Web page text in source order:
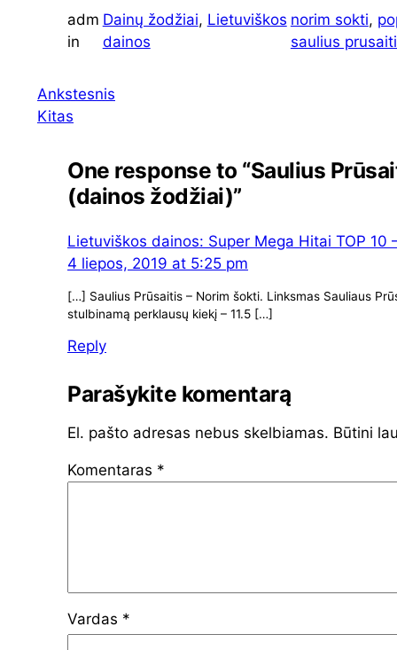
adm
in
Dainų žodžiai, Lietuviškos
dainos
norim sokti,
saulius
Ankstesnis
Kitas
One response to “Saulius
(dainos žodžiai)”
Lietuviškos dainos: Super Mega Hitai TOP 10
4 liepos, 2019 at 5:25 pm
[…] Saulius Prūsaitis – Norim šokti. Linksmas Sauliaus
stulbinamą perklausų kiekį – 11.5 […]
Reply
Parašykite komentarą
El. pašto adresas nebus skelbiamas. Būtini
Komentaras *
Vardas *